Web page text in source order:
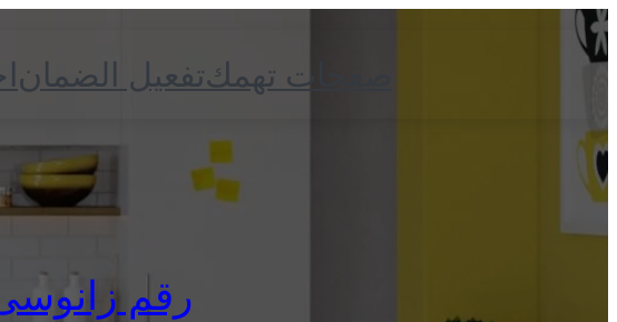
تفعيل الضمانصفحات تهمك
رقم زانوسى